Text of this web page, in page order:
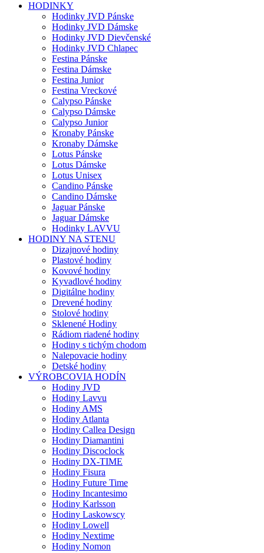
HODINKY
Hodinky JVD Pánske
Hodinky JVD Dámske
Hodinky JVD Dievčenské
Hodinky JVD Chlapec
Festina Pánske
Festina Dámske
Festina Junior
Festina Vreckové
Calypso Pánske
Calypso Dámske
Calypso Junior
Kronaby Pánske
Kronaby Dámske
Lotus Pánske
Lotus Dámske
Lotus Unisex
Candino Pánske
Candino Dámske
Jaguar Pánske
Jaguar Dámske
Hodinky LAVVU
HODINY NA STENU
Dizajnové hodiny
Plastové hodiny
Kovové hodiny
Kyvadlové hodiny
Digitálne hodiny
Drevené hodiny
Stolové hodiny
Sklenené Hodiny
Rádiom riadené hodiny
Hodiny s tichým chodom
Nalepovacie hodiny
Detské hodiny
VÝROBCOVIA HODÍN
Hodiny JVD
Hodiny Lavvu
Hodiny AMS
Hodiny Atlanta
Hodiny Callea Design
Hodiny Diamantini
Hodiny Discoclock
Hodiny DX-TIME
Hodiny Fisura
Hodiny Future Time
Hodiny Incantesimo
Hodiny Karlsson
Hodiny Laskowscy
Hodiny Lowell
Hodiny Nextime
Hodiny Nomon